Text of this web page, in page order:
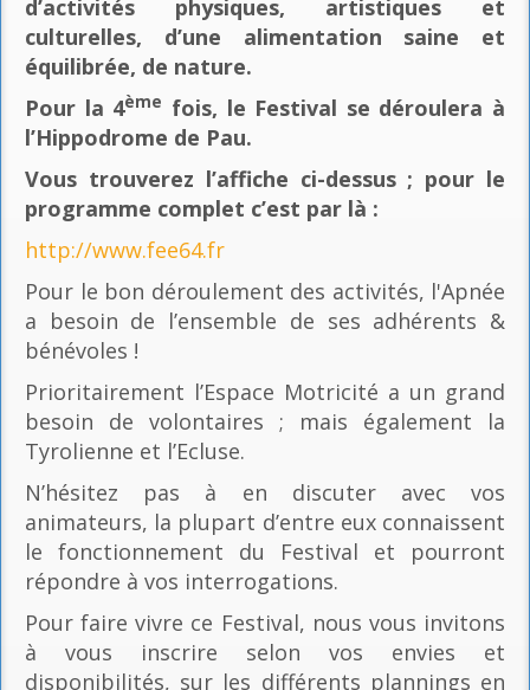
d’activités physiques, artistiques et
culturelles, d’une alimentation saine et
équilibrée, de nature.
Pour la 4ème fois, le Festival se déroulera à
l’Hippodrome de Pau.
Vous trouverez l’affiche ci-dessus ; pour le
programme complet c’est par là :
http://www.fee64.fr
Pour le bon déroulement des activités, l'Apnée
a besoin de l’ensemble de ses adhérents &
bénévoles !
Prioritairement l’Espace Motricité a un grand
besoin de volontaires ; mais également la
Tyrolienne et l’Ecluse.
N’hésitez pas à en discuter avec vos
animateurs, la plupart d’entre eux connaissent
le fonctionnement du Festival et pourront
répondre à vos interrogations.
Pour faire vivre ce Festival, nous vous invitons
à vous inscrire selon vos envies et
disponibilités, sur les différents plannings en